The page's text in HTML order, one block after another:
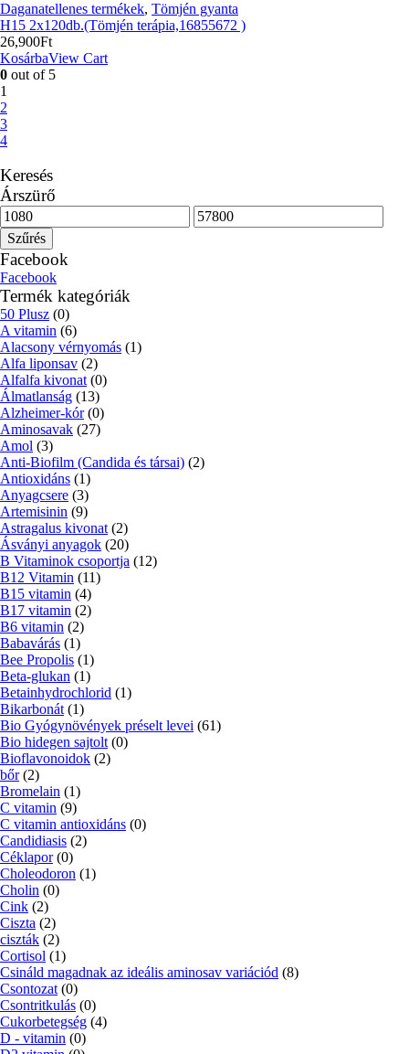
Daganatellenes termékek, Tömjén gyanta
H15 2x120db.(Tömjén terápia,16855672 )
26,900Ft
KosárbaView Cart
0 out of 5
1
2
3
4
Keresés
Árszürő
Min
ár
Max
ár
Szűrés
Facebook
Facebook
Termék kategóriák
50 Plusz (0)
A vitamin (6)
Alacsony vérnyomás (1)
Alfa liponsav (2)
Alfalfa kivonat (0)
Álmatlanság (13)
Alzheimer-kór (0)
Aminosavak (27)
Amol (3)
Anti-Biofilm (Candida és társai) (2)
Antioxidáns (1)
Anyagcsere (3)
Artemisinin (9)
Astragalus kivonat (2)
Ásványi anyagok (20)
B Vitaminok csoportja (12)
B12 Vitamin (11)
B15 vitamin (4)
B17 vitamin (2)
B6 vitamin (2)
Babavárás (1)
Bee Propolis (1)
Beta-glukan (1)
Betainhydrochlorid (1)
Bikarbonát (1)
Bio Gyógynövények préselt levei (61)
Bio hidegen sajtolt (0)
Bioflavonoidok (2)
bőr (2)
Bromelain (1)
C vitamin (9)
C vitamin antioxidáns (0)
Candidiasis (2)
Céklapor (0)
Choleodoron (1)
Cholin (0)
Cink (2)
Ciszta (2)
ciszták (2)
Cortisol (1)
Csináld magadnak az ideális aminosav variációd (8)
Csontozat (0)
Csontritkulás (0)
Cukorbetegség (4)
D - vitamin (0)